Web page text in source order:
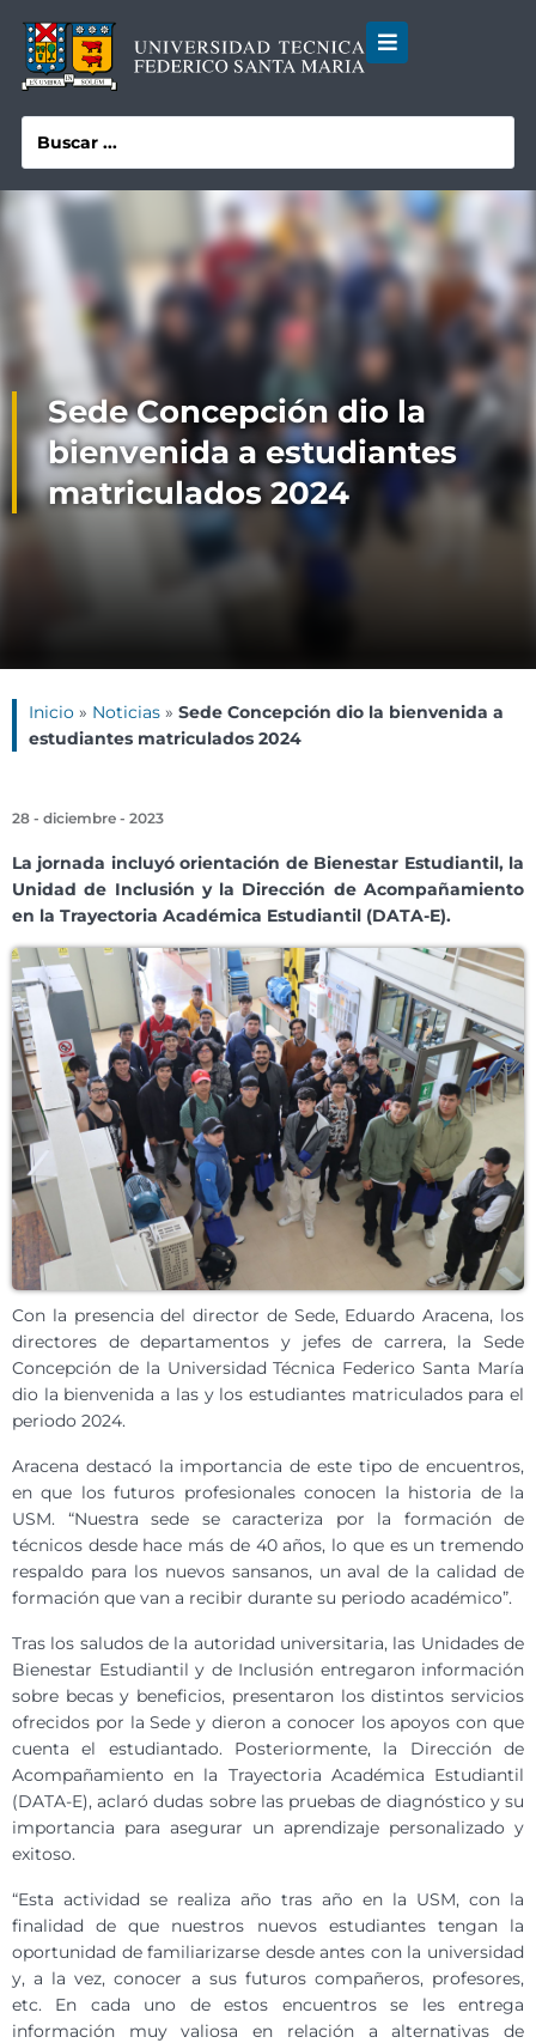
Sede Concepción dio la
bienvenida a estudiantes
matriculados 2024
Inicio » Noticias » Sede Concepción dio la bienvenida a
estudiantes matriculados 2024
28 - diciembre - 2023
La jornada incluyó orientación de Bienestar Estudiantil, la
Unidad de Inclusión y la Dirección de Acompañamiento
en la Trayectoria Académica Estudiantil (DATA-E).
Con la presencia del director de Sede, Eduardo Aracena, los
directores de departamentos y jefes de carrera, la Sede
Concepción de la Universidad Técnica Federico Santa María
dio la bienvenida a las y los estudiantes matriculados para el
periodo 2024.
Aracena destacó la importancia de este tipo de encuentros,
en que los futuros profesionales conocen la historia de la
USM. “Nuestra sede se caracteriza por la formación de
técnicos desde hace más de 40 años, lo que es un tremendo
respaldo para los nuevos sansanos, un aval de la calidad de
formación que van a recibir durante su periodo académico”.
Tras los saludos de la autoridad universitaria, las Unidades de
Bienestar Estudiantil y de Inclusión entregaron información
sobre becas y beneficios, presentaron los distintos servicios
ofrecidos por la Sede y dieron a conocer los apoyos con que
cuenta el estudiantado. Posteriormente, la Dirección de
Acompañamiento en la Trayectoria Académica Estudiantil
(DATA-E), aclaró dudas sobre las pruebas de diagnóstico y su
importancia para asegurar un aprendizaje personalizado y
exitoso.
“Esta actividad se realiza año tras año en la USM, con la
finalidad de que nuestros nuevos estudiantes tengan la
oportunidad de familiarizarse desde antes con la universidad
y, a la vez, conocer a sus futuros compañeros, profesores,
etc. En cada uno de estos encuentros se les entrega
información muy valiosa en relación a alternativas de